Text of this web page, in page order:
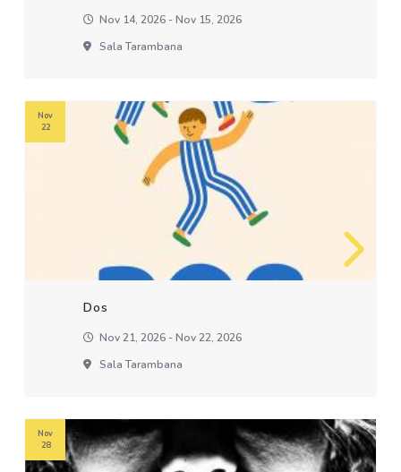
Nov 14, 2026 - Nov 15, 2026
Sala Tarambana
Dos
Nov 21, 2026 - Nov 22, 2026
Sala Tarambana
Nov
22
Nov
28